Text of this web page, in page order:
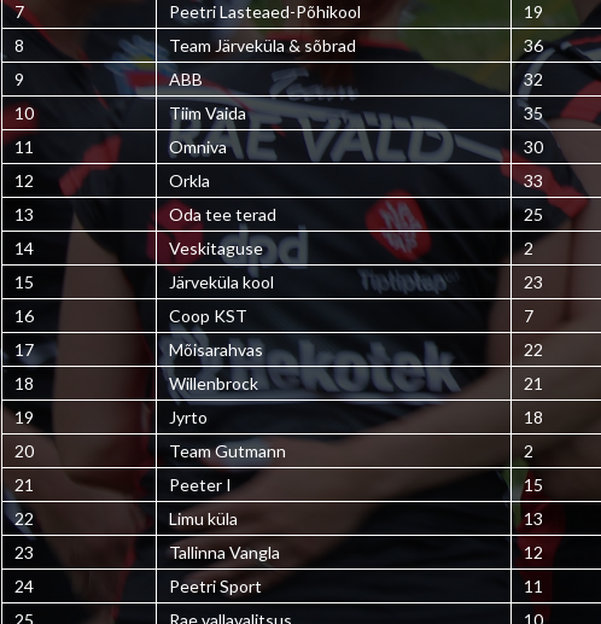
7
Peetri Lasteaed-Põhikool 19
8
Team Järveküla & sõbrad 36
9
ABB 32
10
Tiim Vaida 35
11
Omniva 30
12
Orkla 33
13
Oda tee terad 25
14
Veskitaguse 2
15
Järveküla kool 23
16
Coop KST 7
17
Mõisarahvas 22
18
Willenbrock 21
19
Jyrto 18
20
Team Gutmann 2
21
Peeter I 15
22
Limu küla 13
23
Tallinna Vangla 12
24
Peetri Sport 11
25
Rae vallavalitsus 10